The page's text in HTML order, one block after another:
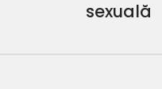
sexuală